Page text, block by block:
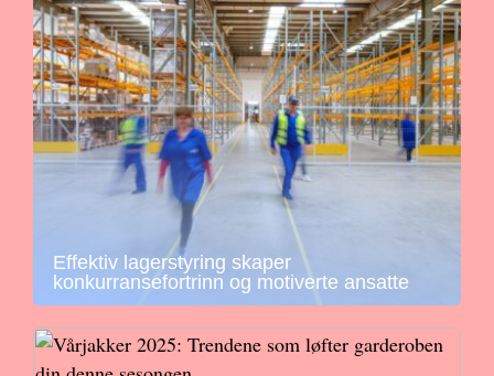
Effektiv lagerstyring skaper
konkurransefortrinn og motiverte ansatte